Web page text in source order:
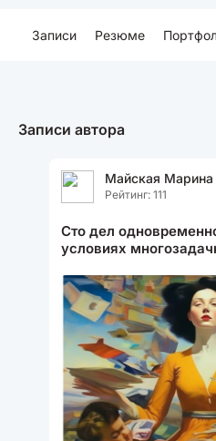
Записи Резюме
Записи автора
Майская Марина
Рейтинг: 111
Сто дел
условиях